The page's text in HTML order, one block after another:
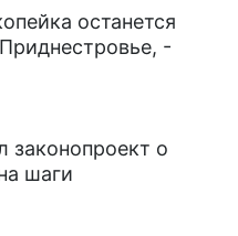
останется
-
законопроект о
шаги